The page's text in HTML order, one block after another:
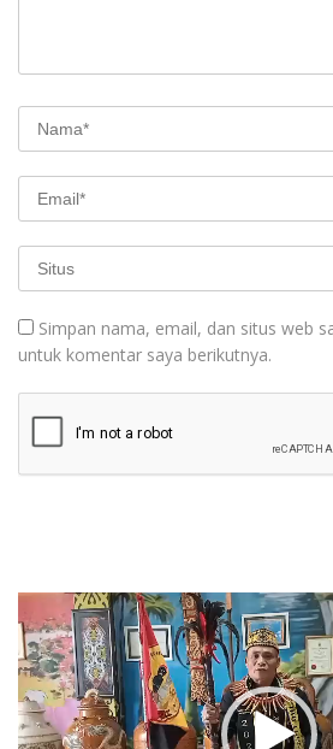
Simpan nama, email, dan situs web
untuk komentar saya berikutnya.
Pemutar
Video